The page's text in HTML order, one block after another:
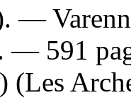
—
— 591
(Les